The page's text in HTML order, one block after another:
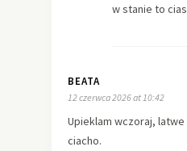
w stanie to
BEATA
12 czerwca 2026 at 10:42
Upieklam wczoraj,
ciacho.